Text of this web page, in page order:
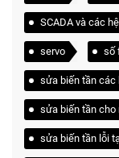
SCADA và các
servo số
sửa biến tần các
sửa biến tần cho
sửa biến tần lỗi